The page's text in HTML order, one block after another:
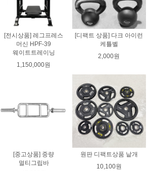
[전시상품] 레그프레스
머신 HPF-39
웨이트트레이닝
1,150,000원
[디팩트 상품] 다크 아이런
케틀벨
2,000원
[중고상품] 중량
멀티그립바
원판 디팩트상품 낱개
10,100원